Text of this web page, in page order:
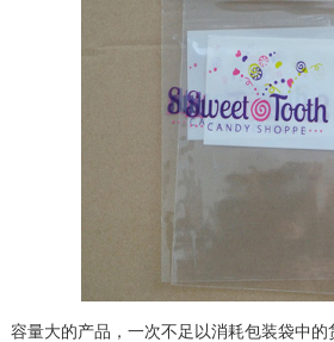
容量大的产品，一次不足以消耗包装袋中